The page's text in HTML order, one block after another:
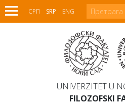
СРП SRP ENG
UNIVERZITET U
FILOZOFSKI